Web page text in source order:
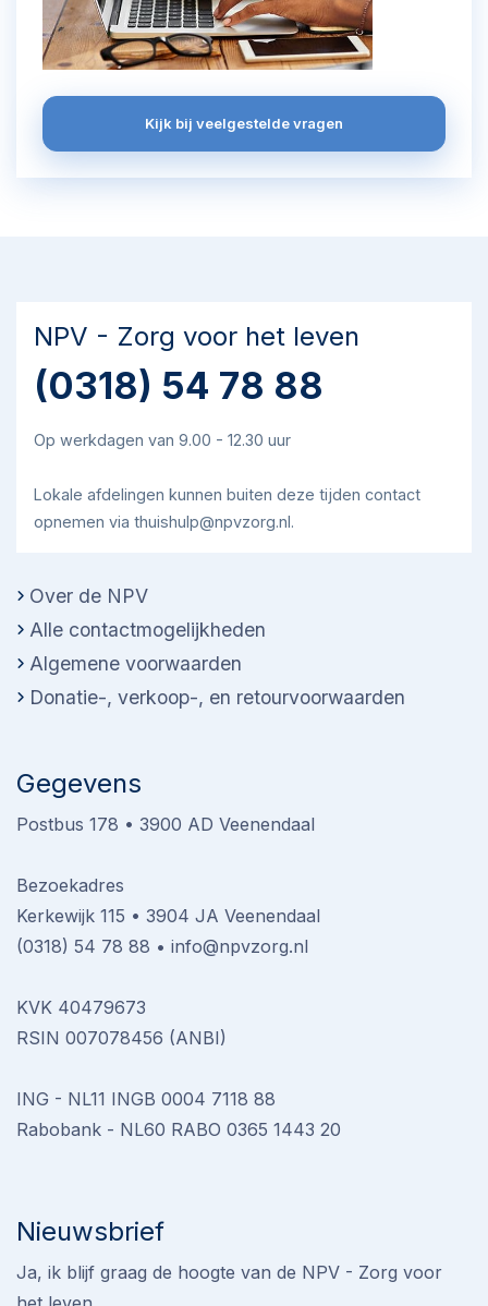
Kijk bij veelgestelde vragen
NPV - Zorg voor het leven
(0318) 54 78 88
Op werkdagen van 9.00 - 12.30 uur
Lokale afdelingen kunnen buiten deze tijden contact
opnemen via thuishulp@npvzorg.nl.
Over de NPV
Alle contactmogelijkheden
Algemene voorwaarden
Donatie-, verkoop-, en retourvoorwaarden
Gegevens
Postbus 178 • 3900 AD Veenendaal
Bezoekadres
Kerkewijk 115 • 3904 JA Veenendaal
(0318) 54 78 88 • info@npvzorg.nl
KVK 40479673
RSIN 007078456 (ANBI)
ING - NL11 INGB 0004 7118 88
Rabobank - NL60 RABO 0365 1443 20
Nieuwsbrief
Ja, ik blijf graag de hoogte van de NPV - Zorg voor